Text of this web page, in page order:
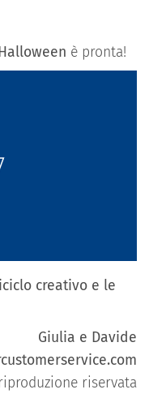
è pronta!
creativo e le
Giulia e Davide
riservata